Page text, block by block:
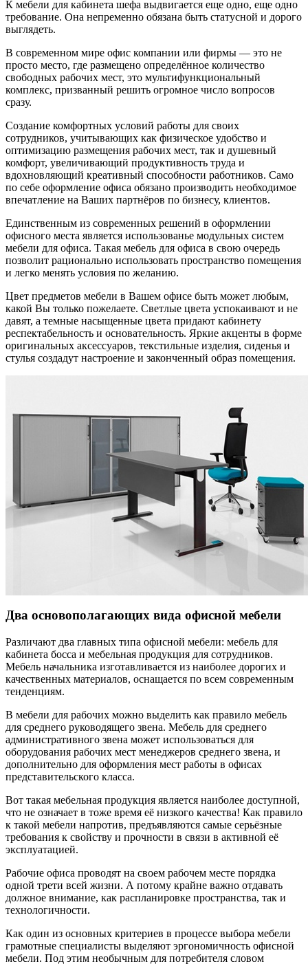
К мебели для кабинета шефа выдвигается еще одно, еще одно
требование. Она непременно обязана быть статусной и дорого
выглядеть.
В современном мире офис компании или фирмы — это не
просто место, где размещено определённое количество
свободных рабочих мест, это мультифункциональный
комплекс, призванный решить огромное число вопросов
сразу.
Создание комфортных условий работы для своих
сотрудников, учитывающих как физическое удобство и
оптимизацию размещения рабочих мест, так и душевный
комфорт, увеличивающий продуктивность труда и
вдохновляющий креативный способности работников. Само
по себе оформление офиса обязано производить необходимое
впечатление на Ваших партнёров по бизнесу, клиентов.
Единственным из современных решений в оформлении
офисного места является использованье модульных систем
мебели для офиса. Такая мебель для офиса в свою очередь
позволит рационально использовать пространство помещения
и легко менять условия по желанию.
Цвет предметов мебели в Вашем офисе быть может любым,
какой Вы только пожелаете. Светлые цвета успокаивают и не
давят, а темные насыщенные цвета придают кабинету
респектабельность и основательность. Яркие акценты в форме
оригинальных аксессуаров, текстильные изделия, сиденья и
стулья создадут настроение и законченный образ помещения.
Два основополагающих вида офисной мебели
Различают два главных типа офисной мебели: мебель для
кабинета босса и мебельная продукция для сотрудников.
Мебель начальника изготавливается из наиболее дорогих и
качественных материалов, оснащается по всем современным
тенденциям.
В мебели для рабочих можно выделить как правило мебель
для среднего руководящего звена. Мебель для среднего
административного звена может использоваться для
оборудования рабочих мест менеджеров среднего звена, и
дополнительно для оформления мест работы в офисах
представительского класса.
Вот такая мебельная продукция является наиболее доступной,
что не означает в тоже время её низкого качества! Как правило
к такой мебели напротив, предъявляются самые серьёзные
требования к свойству и прочности в связи в активной её
эксплуатацией.
Рабочие офиса проводят на своем рабочем месте порядка
одной трети всей жизни. А потому крайне важно отдавать
должное внимание, как распланировке пространства, так и
технологичности.
Как один из основных критериев в процессе выбора мебели
грамотные специалисты выделяют эргономичность офисной
мебели. Под этим необычным для потребителя словом